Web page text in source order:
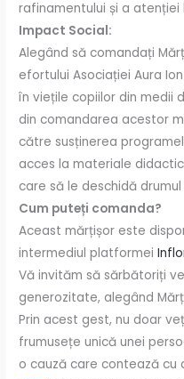
rafinamentului și a atenției
Impact Social:
Alegând să comandați
efortului Asociației Aura
în viețile copiilor din medii
din comandarea acestor
către susținerea
acces la materiale
care să le deschidă
Cum puteți comanda?
Aceast mărțișor este
intermediul platformei
Vă invităm să sărbătoriți
generozitate, alegând
Prin acest gest, nu doar
frumusețe unică unei
o cauză care contează cu